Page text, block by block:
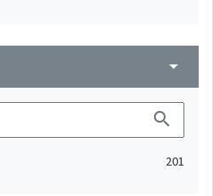
arrow_drop_down
search
201